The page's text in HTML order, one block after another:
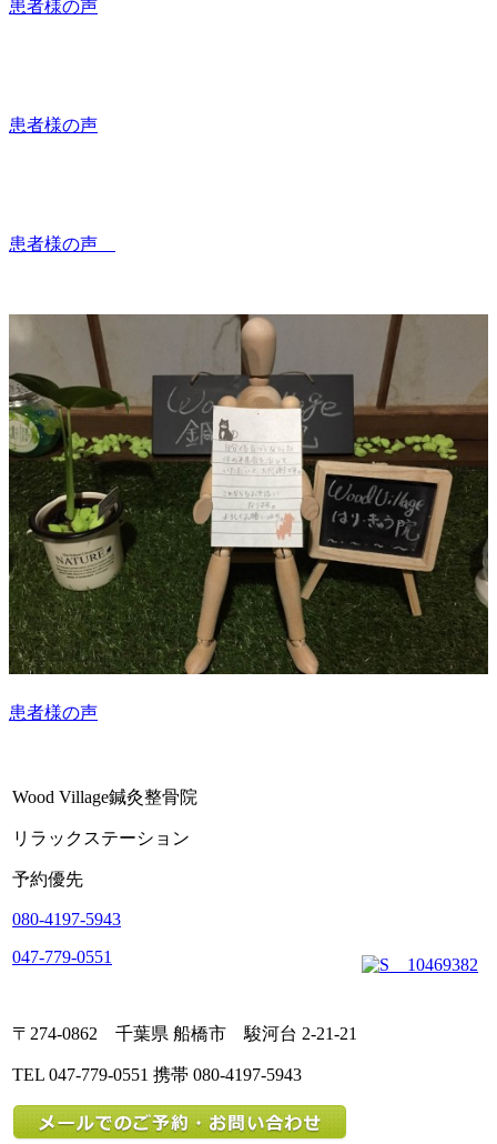
患者様の声
患者様の声
患者様の声
患者様の声
Wood Village鍼灸整骨院
リラックステーション
予約優先
080-4197-5943
047-779-0551
〒274-0862 千葉県 船橋市 駿河台 2-21-21
TEL 047-779-0551 携帯 080-4197-5943